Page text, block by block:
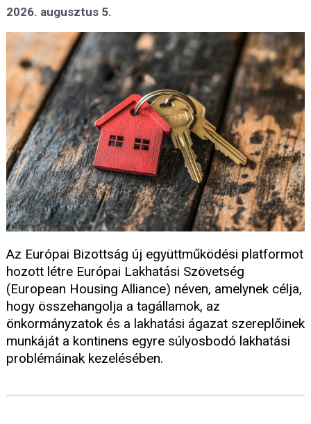
2026. augusztus 5.
Az Európai Bizottság új együttműködési platformot
hozott létre Európai Lakhatási Szövetség
(European Housing Alliance) néven, amelynek célja,
hogy összehangolja a tagállamok, az
önkormányzatok és a lakhatási ágazat szereplőinek
munkáját a kontinens egyre súlyosbodó lakhatási
problémáinak kezelésében.